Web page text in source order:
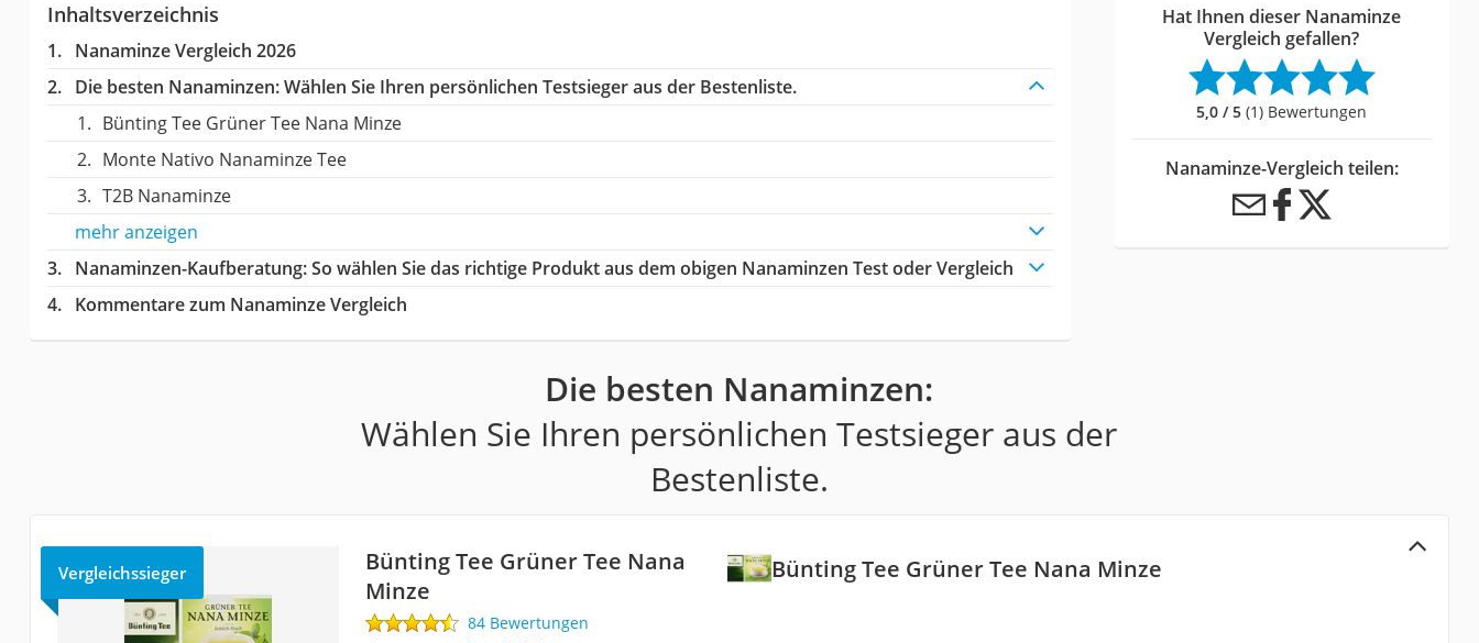
Inhaltsverzeichnis
Nanaminze Vergleich 2026
Die besten Nanaminzen:Wählen Sie Ihren persönlichen Testsieger aus der Bestenliste.
Bünting Tee Grüner Tee Nana Minze
Monte Nativo Nanaminze Tee
T2B Nanaminze
mehr anzeigen
Nanaminzen-Kaufberatung: So wählen Sie das richtige Produkt aus dem obigen Nanaminzen Test oder Vergleich
Kommentare zum Nanaminze Vergleich
Hat Ihnen dieser Nanaminze
Vergleich gefallen?
5,0 / 5 (1) Bewertungen
Nanaminze-Vergleich teilen:
Die besten Nanaminzen:
Wählen Sie Ihren persönlichen Testsieger aus der
Bestenliste.
Bünting Tee Grüner Tee Nana Minze
Vergleichssieger
Bünting Tee Grüner Tee Nana
Minze
84 Bewertungen